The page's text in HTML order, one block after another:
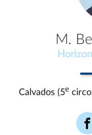
M.
Calvados (5e
la